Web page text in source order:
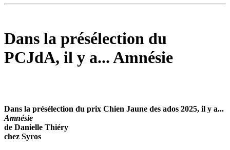
Dans la présélection du
PCJdA, il y a... Amnésie
Dans la présélection du prix Chien Jaune des ados 2025, il y a...
Amnésie
de Danielle Thiéry
chez Syros